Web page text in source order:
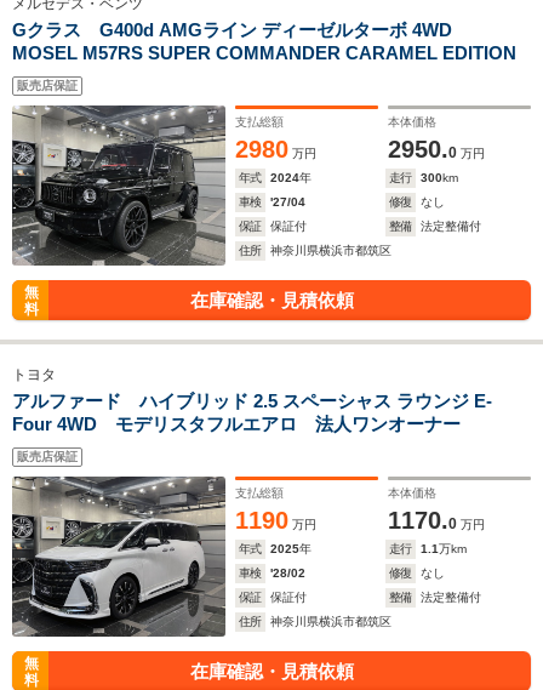
メルセデス・ベンツ
Gクラス G400d AMGライン ディーゼルターボ 4WD
MOSEL M57RS SUPER COMMANDER CARAMEL EDITION
販売店保証
支払総額
2980 万円
本体価格
2950.0 万円
年式
2024年 走行 300km
車検
'27/04 修復
なし
保証
保証付 整備
法定整備付
住所
神奈川県横浜市都筑区
無
料
在庫確認・見積依頼
トヨタ
アルファード ハイブリッド 2.5 スペーシャス ラウンジ E-
Four 4WD モデリスタフルエアロ 法人ワンオーナー
販売店保証
支払総額
1190 万円
本体価格
1170.0 万円
年式
2025年 走行 1.1万km
車検
'28/02 修復
なし
保証
保証付 整備
法定整備付
住所
神奈川県横浜市都筑区
無
料
在庫確認・見積依頼